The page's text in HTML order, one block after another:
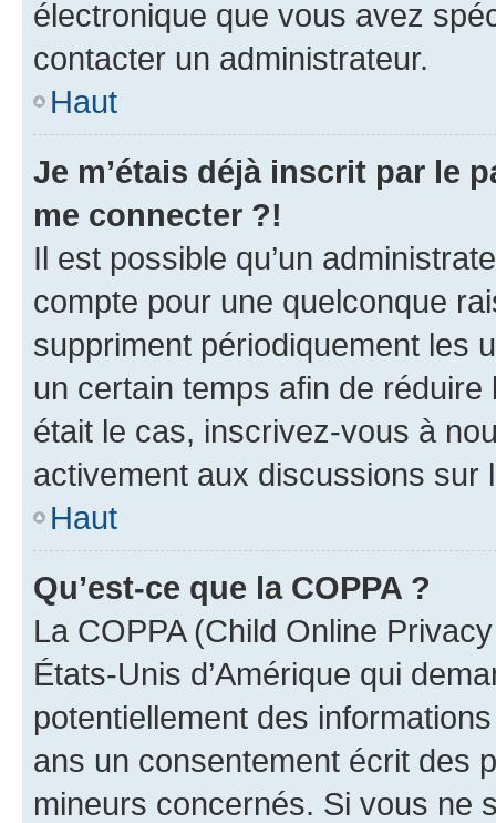
électronique que vous avez
contacter un administrateur.
Haut
Je m’étais déjà inscrit par le
me connecter ?!
Il est possible qu’un
compte pour une quelconque
suppriment périodiquement les
un certain temps afin de
était le cas, inscrivez-vous à
activement aux discussions sur
Haut
Qu’est-ce que la COPPA ?
La COPPA (Child Online
États-Unis d’Amérique qui
potentiellement des
ans un consentement écrit des
mineurs concernés. Si vous ne